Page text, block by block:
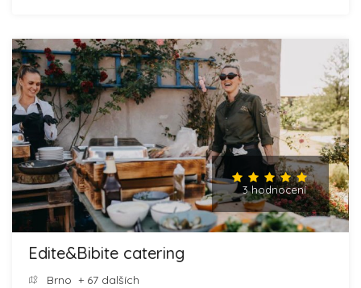
3 hodnocení
Edite&Bibite catering
Brno + 67 dalších